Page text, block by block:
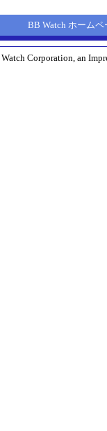
BB Watch ホームペ
Corporation, an